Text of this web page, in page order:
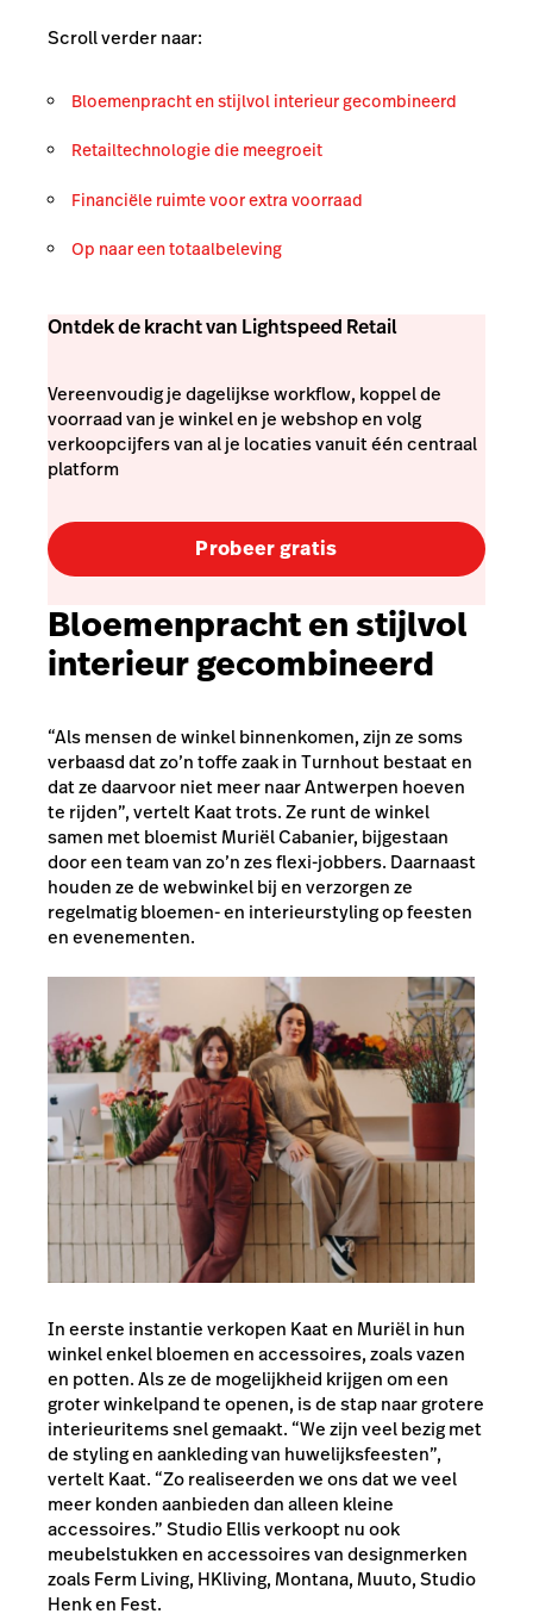
Scroll verder naar:
Bloemenpracht en stijlvol interieur gecombineerd
Retailtechnologie die meegroeit
Financiële ruimte voor extra voorraad
Op naar een totaalbeleving
Ontdek de kracht van Lightspeed Retail
Vereenvoudig je dagelijkse workflow, koppel de
voorraad van je winkel en je webshop en volg
verkoopcijfers van al je locaties vanuit één centraal
platform
Probeer gratis
Bloemenpracht en stijlvol
interieur gecombineerd
“Als mensen de winkel binnenkomen, zijn ze soms
verbaasd dat zo’n toffe zaak in Turnhout bestaat en
dat ze daarvoor niet meer naar Antwerpen hoeven
te rijden”, vertelt Kaat trots. Ze runt de winkel
samen met bloemist Muriël Cabanier, bijgestaan
door een team van zo’n zes flexi-jobbers. Daarnaast
houden ze de webwinkel bij en verzorgen ze
regelmatig bloemen- en interieurstyling op feesten
en evenementen.
In eerste instantie verkopen Kaat en Muriël in hun
winkel enkel bloemen en accessoires, zoals vazen
en potten. Als ze de mogelijkheid krijgen om een
groter winkelpand te openen, is de stap naar grotere
interieuritems snel gemaakt. “We zijn veel bezig met
de styling en aankleding van huwelijksfeesten”,
vertelt Kaat. “Zo realiseerden we ons dat we veel
meer konden aanbieden dan alleen kleine
accessoires.” Studio Ellis verkoopt nu ook
meubelstukken en accessoires van designmerken
zoals Ferm Living, HKliving, Montana, Muuto, Studio
Henk en Fest.